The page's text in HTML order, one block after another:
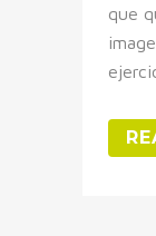
que